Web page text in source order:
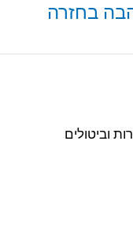
בחזרה
וביטולים​